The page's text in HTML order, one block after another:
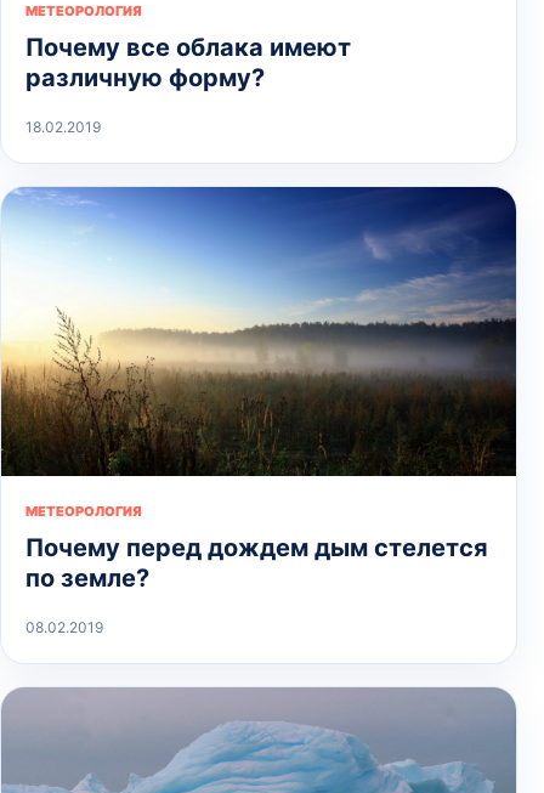
МЕТЕОРОЛОГИЯ
Почему все облака имеют
различную форму?
18.02.2019
МЕТЕОРОЛОГИЯ
Почему перед дождем дым стелется
по земле?
08.02.2019